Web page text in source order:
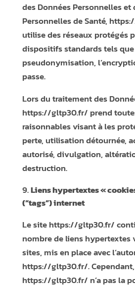
des Données Personnelles et
Personnelles de Santé,
utilise des réseaux protégés
dispositifs standards tels
pseudonymisation,
passe.
Lors du traitement des
https://gltp30.fr/ prend
raisonnables visant à les
perte, utilisation détournée,
autorisé, divulgation,
destruction.
Liens hypertextes «
(“tags”) internet
Le sitehttps://gltp30.fr/
nombre de liens hypertextes
sites, mis en place avec
https://gltp30.fr/. Cependant,
https://gltp30.fr/ n’a pas la